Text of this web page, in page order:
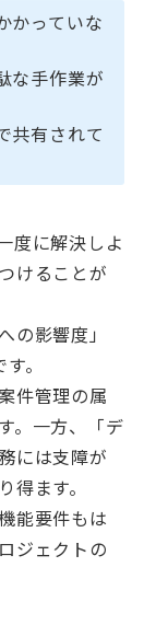
かっていな
な手作業が
共有されて
度に解決しよ
けることが
の影響度」
。
件管理の属
。一方、「デ
には支障が
ます。
能要件もは
ジェクトの